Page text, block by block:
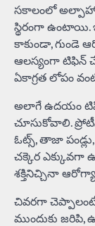
సకాలంలో
స్థిరంగా ఉంటాయి.
కాకుండా, గుండె
ఆలస్యంగా టిఫిన్‌
ఏకాగ్రత లోపం
అలాగే ఉదయం
చూసుకోవాలి.
ఓట్స్‌, తాజా
చక్కెర
శక్తినిచ్చినా
చివరగా
ముందుకు